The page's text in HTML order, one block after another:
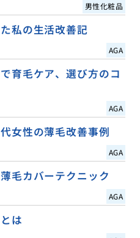
男性化粧品
私の生活改善記
AGA
育毛ケア、選び方のコ
AGA
女性の薄毛改善事例
AGA
毛カバーテクニック
AGA
は